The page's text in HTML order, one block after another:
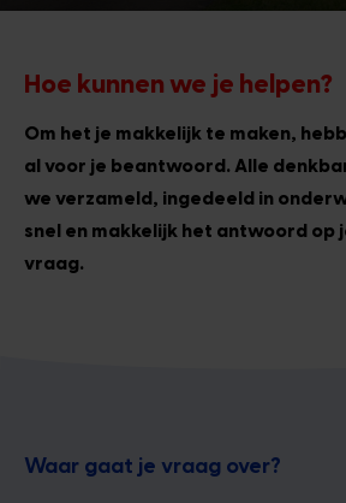
Hoe kunnen we je helpen?
Om het je makkelijk te maken,
al voor je beantwoord. Alle
we verzameld, ingedeeld in
snel en makkelijk het antwoord op
vraag.
Waar gaat je vraag over?
4Daagse. Waar kan ik je mee